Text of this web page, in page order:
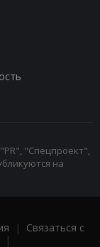
"Спецпроект",
на
| Связаться с
|